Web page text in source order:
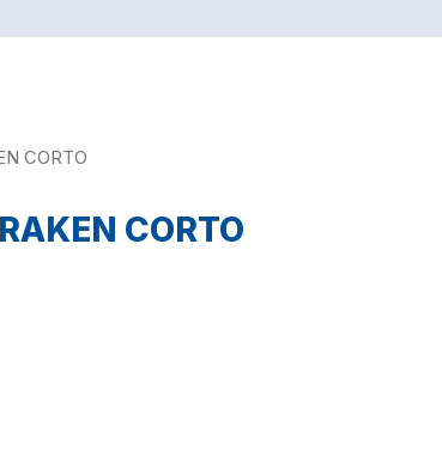
CORTO
CORTO